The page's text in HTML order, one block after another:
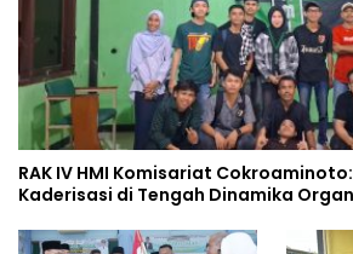
RAK IV HMI Komisariat
Kaderisasi di Tengah Dinamika